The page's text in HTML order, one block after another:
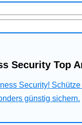
Security Top
Security!
günstig sichern.